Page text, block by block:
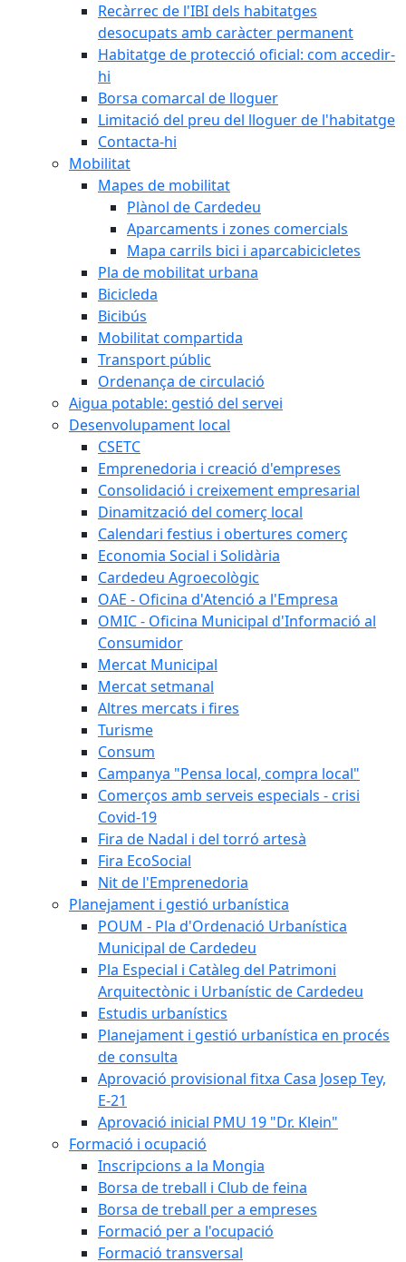
Recàrrec de l'IBI dels habitatges
desocupats amb caràcter permanent
Habitatge de protecció oficial: com accedir-
hi
Borsa comarcal de lloguer
Limitació del preu del lloguer de l'habitatge
Contacta-hi
Mobilitat
Mapes de mobilitat
Plànol de Cardedeu
Aparcaments i zones comercials
Mapa carrils bici i aparcabicicletes
Pla de mobilitat urbana
Bicicleda
Bicibús
Mobilitat compartida
Transport públic
Ordenança de circulació
Aigua potable: gestió del servei
Desenvolupament local
CSETC
Emprenedoria i creació d'empreses
Consolidació i creixement empresarial
Dinamització del comerç local
Calendari festius i obertures comerç
Economia Social i Solidària
Cardedeu Agroecològic
OAE - Oficina d'Atenció a l'Empresa
OMIC - Oficina Municipal d'Informació al
Consumidor
Mercat Municipal
Mercat setmanal
Altres mercats i fires
Turisme
Consum
Campanya "Pensa local, compra local"
Comerços amb serveis especials - crisi
Covid-19
Fira de Nadal i del torró artesà
Fira EcoSocial
Nit de l'Emprenedoria
Planejament i gestió urbanística
POUM - Pla d'Ordenació Urbanística
Municipal de Cardedeu
Pla Especial i Catàleg del Patrimoni
Arquitectònic i Urbanístic de Cardedeu
Estudis urbanístics
Planejament i gestió urbanística en procés
de consulta
Aprovació provisional fitxa Casa Josep Tey,
E-21
Aprovació inicial PMU 19 "Dr. Klein"
Formació i ocupació
Inscripcions a la Mongia
Borsa de treball i Club de feina
Borsa de treball per a empreses
Formació per a l'ocupació
Formació transversal